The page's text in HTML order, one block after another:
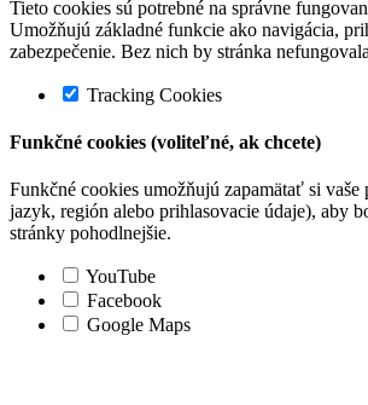
Tieto cookies sú potrebné na správne
Umožňujú základné funkcie ako navigácia,
zabezpečenie. Bez nich by stránka
Tracking Cookies
Funkčné cookies (voliteľné, ak chcete)
Funkčné cookies umožňujú zapamätať si vaše
jazyk, región alebo prihlasovacie údaje), aby
stránky pohodlnejšie.
YouTube
Facebook
Google Maps